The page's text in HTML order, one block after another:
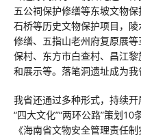
五公祠保护修缮等东坡文物
石桥等历史文物保护项目，
修缮、五指山老州府复原展
保村、东方市白查村、昌江
和展示等。落笔洞遗址成为我
我省还通过多种形式，持续
“四大文化”“两环公路”策划
《海南省文物安全管理责任制